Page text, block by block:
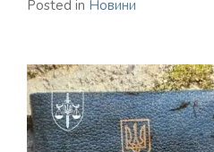
Posted in Новини